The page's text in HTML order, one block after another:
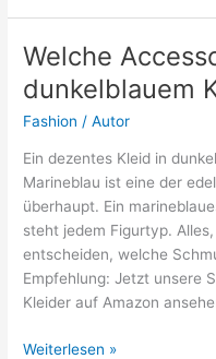
mögen
an
Frauen?
Welche
dunkelblauem
Fashion /Autor
Ein dezentes Kleid in
Marineblau ist eine der
überhaupt. Ein
steht jedem Figurtyp.
entscheiden, welche
Empfehlung: Jetzt unsere
Kleider auf Amazon
Welche
Weiterlesen »